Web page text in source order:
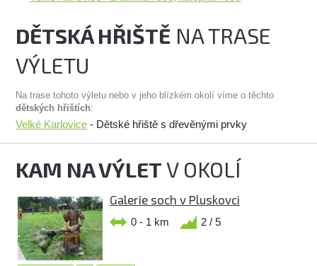
DĚTSKÁ HŘIŠTĚ NA TRASE
VÝLETU
Na trase tohoto výletu nebo v jeho blízkém okolí víme o těchto
dětských hřištích:
Velké Karlovice - Dětské hřiště s dřevěnými prvky
KAM NA VÝLETV OKOLÍ
Galerie soch v Pluskovci
0 - 1 km 2 / 5